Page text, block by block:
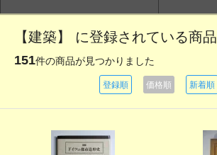
【建築】 に登録されている商品
151件の商品が見つかりました
登録順 価格順 新着順